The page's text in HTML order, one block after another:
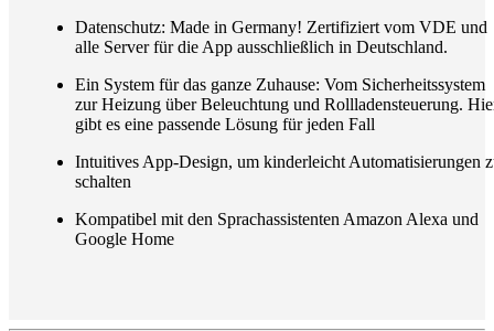
Datenschutz: Made in Germany! Zertifiziert vom VDE und
alle Server für die App ausschließlich in Deutschland.
Ein System für das ganze Zuhause: Vom Sicherheitssystem
zur Heizung über Beleuchtung und Rollladensteuerung.
gibt es eine passende Lösung für jeden Fall
Intuitives App-Design, um kinderleicht Automatisierungen
schalten
Kompatibel mit den Sprachassistenten Amazon Alexa und
Google Home